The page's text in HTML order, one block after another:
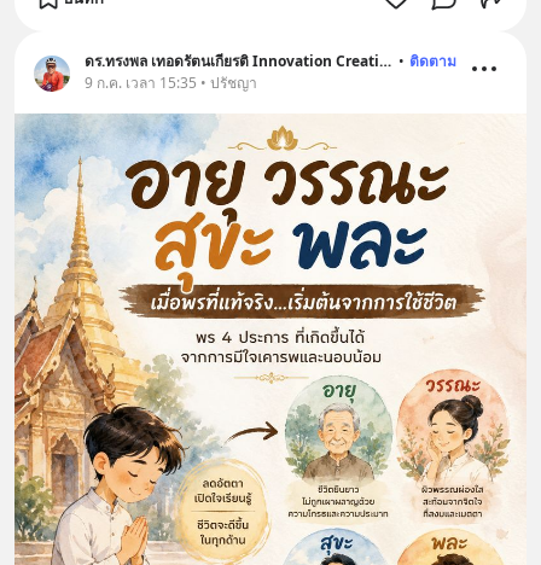
ดร.ทรงพล เทอดรัตนเกียรติ Innovation Creative • ติดตาม
9 ก.ค. เวลา 15:35 • ปรัชญา